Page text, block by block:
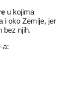
u kojima
i oko Zemlje, jer
bez njih.
a: